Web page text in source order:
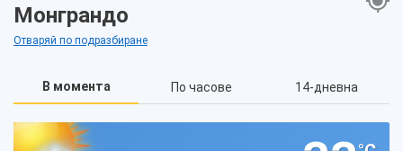
Монграндо
Отваряй по подразбиране
В момента По часове 14-дневна